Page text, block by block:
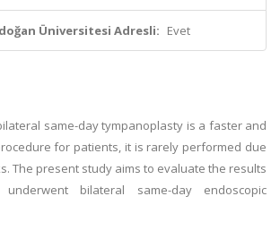
Üniversitesi Adresli: Evet
same-day tympanoplasty is a faster and
for patients, it is rarely performed due
The present study aims to evaluate the results
bilateral same-day endoscopic